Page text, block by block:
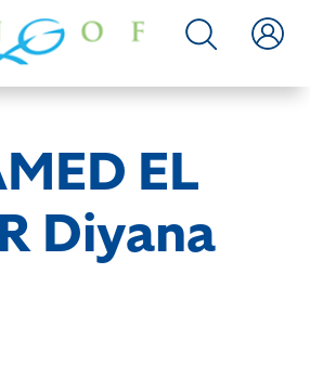
EL
Diyana